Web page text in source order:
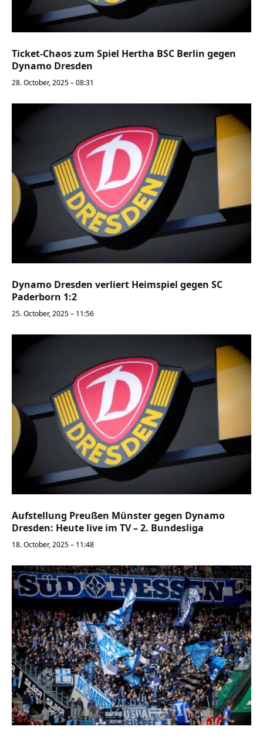
Ticket-Chaos zum Spiel Hertha BSC Berlin gegen
Dynamo Dresden
28. October, 2025 – 08:31
Dynamo Dresden verliert Heimspiel gegen SC
Paderborn 1:2
25. October, 2025 – 11:56
Aufstellung Preußen Münster gegen Dynamo
Dresden: Heute live im TV – 2. Bundesliga
18. October, 2025 – 11:48